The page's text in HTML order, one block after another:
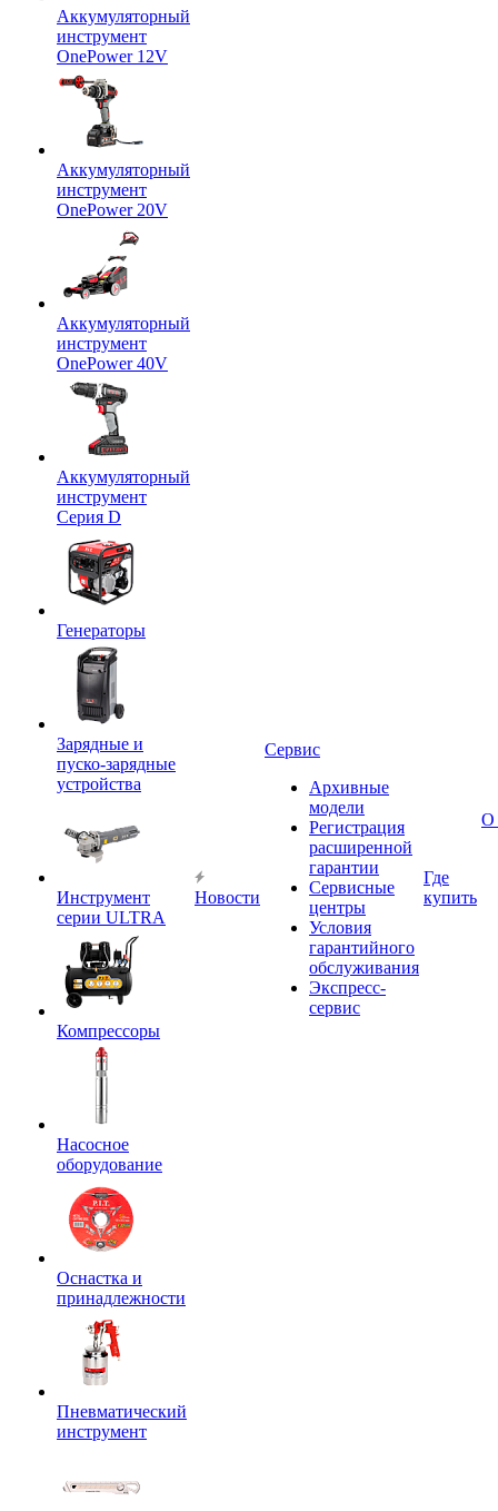
Аккумуляторный
инструмент
OnePower 12V
Аккумуляторный
инструмент
OnePower 20V
Аккумуляторный
инструмент
OnePower 40V
Аккумуляторный
инструмент
Серия D
Генераторы
Зарядные и
пуско-зарядные
устройства
Инструмент
серии ULTRA
Компрессоры
Насосное
оборудование
Оснастка и
принадлежности
Пневматический
инструмент
Новости
Сервис
Архивные
модели
Регистрация
расширенной
гарантии
Сервисные
центры
Условия
гарантийного
обслуживания
Экспресс-
сервис
Где
купить
О